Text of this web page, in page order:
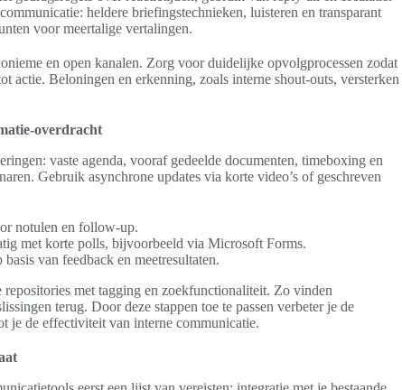
heldere briefingstechnieken, luisteren en transparant
voor meertalige vertalingen.
en open kanalen. Zorg voor duidelijke opvolgprocessen zodat
actie. Beloningen en erkenning, zoals interne shout-outs, versterken
vaste agenda, vooraf gedeelde documenten, timeboxing en
Gebruik asynchrone updates via korte video’s of geschreven
notulen en follow-up.
met korte polls, bijvoorbeeld via Microsoft Forms.
van feedback en meetresultaten.
met tagging en zoekfunctionaliteit. Zo vinden
terug. Door deze stappen toe te passen verbeter je de
je de effectiviteit van interne communicatie.